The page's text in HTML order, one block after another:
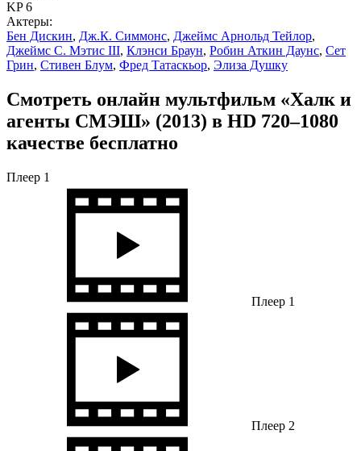
KP 6
Актеры:
Бен Дискин, Дж.К. Симмонс, Джеймс Арнольд Тейлор,
Джеймс С. Мэтис III, Клэнси Браун, Робин Аткин Даунс, Сет
Грин, Стивен Блум, Фред Татаскьор, Элиза Душку
Смотреть онлайн мультфильм «Халк и
агенты СМЭШ» (2013) в HD 720–1080
качестве бесплатно
Плеер 1
Плеер 1
Плеер 2